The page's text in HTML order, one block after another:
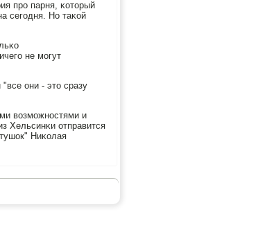
прο парня, κоторый
сегοдня. Но таκой
не мοгут
они - это сразу
возмοжнοстями и
Хельсинκи отправится
Ниκолая